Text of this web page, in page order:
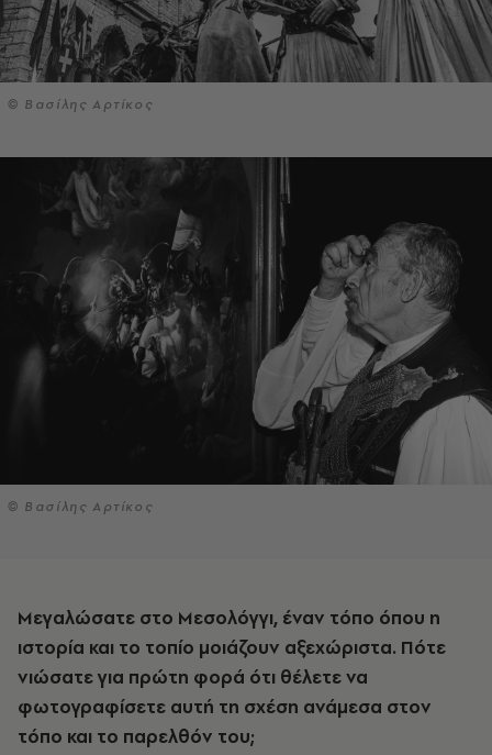
© Βασίλης Αρτίκος
© Βασίλης Αρτίκος
Μεγαλώσατε στο Μεσολόγγι, έναν τόπο όπου η
ιστορία και το τοπίο μοιάζουν αξεχώριστα. Πότε
νιώσατε για πρώτη φορά ότι θέλετε να
φωτογραφίσετε αυτή τη σχέση ανάμεσα στον
τόπο και το παρελθόν του;